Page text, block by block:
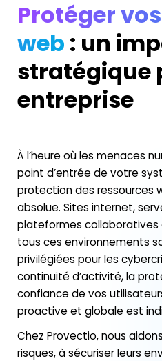
Protéger
web : un
stratégique
entreprise
À l’heure où les menaces
point d’entrée de votre
protection des ressources
absolue. Sites internet,
plateformes collaboratives
tous ces environnements
privilégiées pour les
continuité d’activité, la
confiance de vos
proactive et globale est
Chez Provectio, nous
risques, à sécuriser leurs